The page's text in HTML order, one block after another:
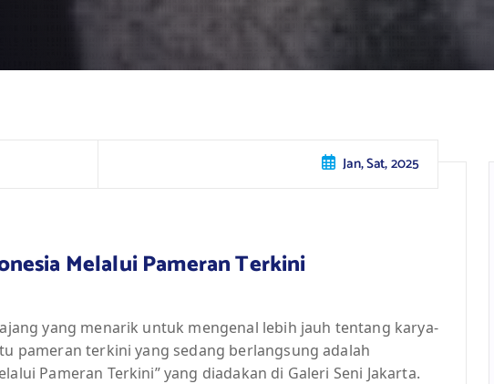
Jan, Sat, 2025
Melalui Pameran Terkini
yang menarik untuk mengenal lebih jauh tentang karya-
pameran terkini yang sedang berlangsung adalah
Pameran Terkini” yang diadakan di Galeri Seni Jakarta.